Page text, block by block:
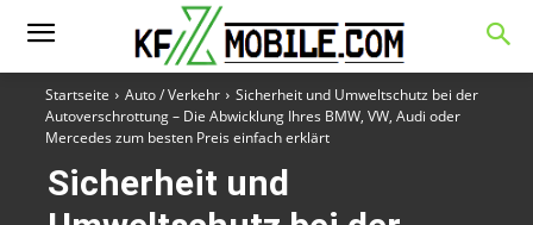
Startseite Auto / Verkehr
Sicherheit und Umweltschutz bei der
Autoverschrottung – Die Abwicklung Ihres BMW, VW, Audi oder
Mercedes zum besten Preis einfach erklärt
Sicherheit und